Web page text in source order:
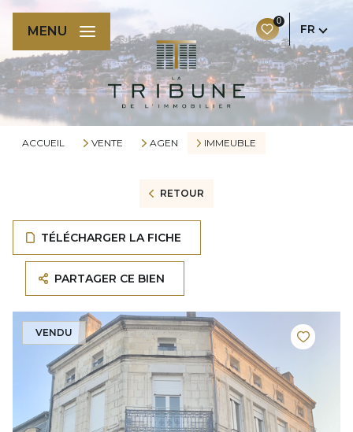
0
FR
MENU
ACCUEIL VENTE AGEN IMMEUBLE
RETOUR
TÉLÉCHARGER LA FICHE
PARTAGER CE BIEN
VENDU